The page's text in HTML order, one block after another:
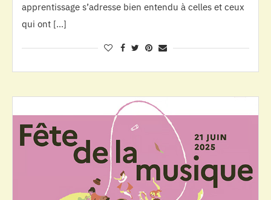
apprentissage s’adresse bien entendu à celles et ceux
qui ont […]